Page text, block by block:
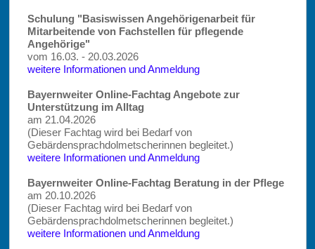
Schulung "Basiswissen Angehörigenarbeit für
Mitarbeitende von Fachstellen für pflegende
Angehörige"
vom 16.03. - 20.03.2026
weitere Informationen und Anmeldung
Bayernweiter Online-Fachtag Angebote zur
Unterstützung im Alltag
am 21.04.2026
(Dieser Fachtag wird bei Bedarf von
Gebärdensprachdolmetscherinnen begleitet.)
weitere Informationen und Anmeldung
Bayernweiter Online-Fachtag Beratung in der Pflege
am 20.10.2026
(Dieser Fachtag wird bei Bedarf von
Gebärdensprachdolmetscherinnen begleitet.)
weitere Informationen und Anmeldung